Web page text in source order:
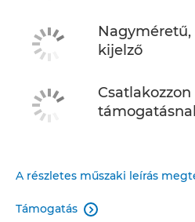
kijelző
A részletes műszaki leírás
Támogatás 